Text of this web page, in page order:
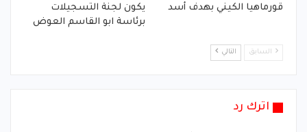
قورماهيا الكيني بهدف أسد
يكون لجنة التسجيلات
برئاسة ابو القاسم العوض
السابق التالي
اترك رد